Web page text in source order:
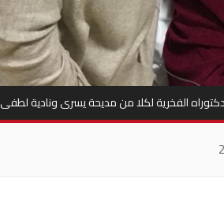
الفخرية لكلا من مديحة يسرى ونادية لطفى